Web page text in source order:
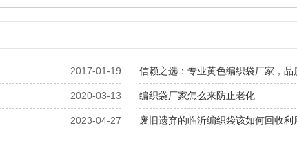
2017-01-19 信赖之选：专业黄色编织袋厂家，品
2020-03-13 编织袋厂家怎么来防止老化
2023-04-27 废旧遗弃的临沂编织袋该如何回收利